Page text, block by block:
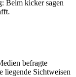
Beim kicker sagen
befragte
liegende Sichtweisen